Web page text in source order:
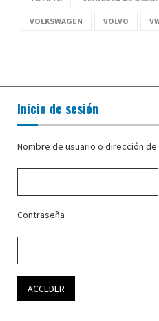
VOLKSWAGEN VOLVO
Inicio de sesión
Nombre de usuario o dirección
Contraseña